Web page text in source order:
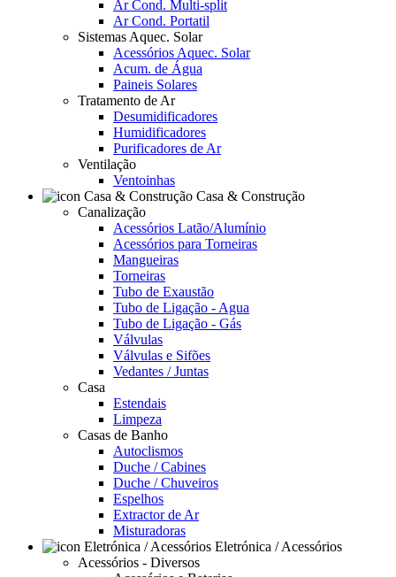
Ar Cond. Multi-split
Ar Cond. Portatil
Sistemas Aquec. Solar
Acessórios Aquec. Solar
Acum. de Água
Paineis Solares
Tratamento de Ar
Desumidificadores
Humidificadores
Purificadores de Ar
Ventilação
Ventoinhas
Casa & Construção
Canalização
Acessórios Latão/Alumínio
Acessórios para Torneiras
Mangueiras
Torneiras
Tubo de Exaustão
Tubo de Ligação - Agua
Tubo de Ligação - Gás
Válvulas
Válvulas e Sifões
Vedantes / Juntas
Casa
Estendais
Limpeza
Casas de Banho
Autoclismos
Duche / Cabines
Duche / Chuveiros
Espelhos
Extractor de Ar
Misturadoras
Eletrónica / Acessórios
Acessórios - Diversos